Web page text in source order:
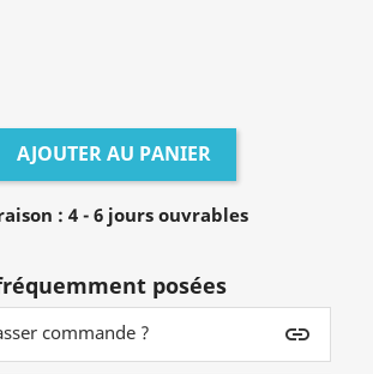
AJOUTER AU PANIER
: 4 - 6 jours ouvrables
posées
commande ? insert_link